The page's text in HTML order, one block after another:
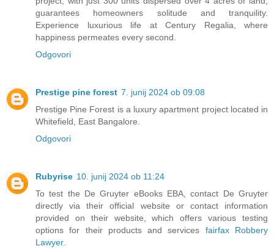
guarantees homeowners solitude and tranquility.
Experience luxurious life at Century Regalia, where
happiness permeates every second.
Odgovori
Prestige pine forest 7. junij 2024 ob 09:08
Prestige Pine Forest is a luxury apartment project located in
Whitefield, East Bangalore.
Odgovori
Rubyrise 10. junij 2024 ob 11:24
To test the De Gruyter eBooks EBA, contact De Gruyter
directly via their official website or contact information
provided on their website, which offers various testing
options for their products and services fairfax Robbery
Lawyer.